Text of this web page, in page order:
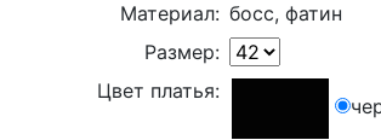
Материал: босс, фатин
Размер:
Цвет платья: